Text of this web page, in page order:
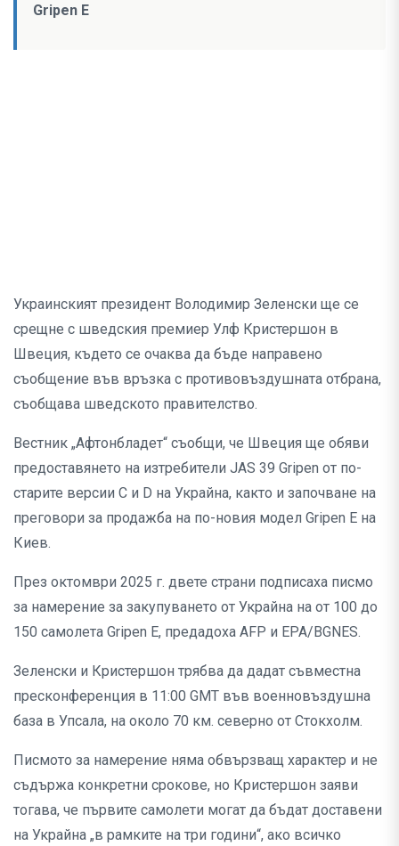
Gripen E
Украинският президент Володимир Зеленски ще се
срещне с шведския премиер Улф Кристершон в
Швеция, където се очаква да бъде направено
съобщение във връзка с противовъздушната отбрана,
съобщава шведското правителство.
Вестник „Афтонбладет“ съобщи, че Швеция ще обяви
предоставянето на изтребители JAS 39 Gripen от по-
старите версии C и D на Украйна, както и започване на
преговори за продажба на по-новия модел Gripen E на
Киев.
През октомври 2025 г. двете страни подписаха писмо
за намерение за закупуването от Украйна на от 100 до
150 самолета Gripen E, предадоха AFP и EPA/BGNES.
Зеленски и Кристершон трябва да дадат съвместна
пресконференция в 11:00 GMT във военновъздушна
база в Упсала, на около 70 км. северно от Стокхолм.
Писмото за намерение няма обвързващ характер и не
съдържа конкретни срокове, но Кристершон заяви
тогава, че първите самолети могат да бъдат доставени
на Украйна „в рамките на три години“, ако всичко